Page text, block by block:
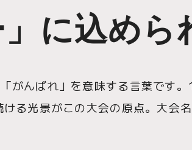
」に込め
がんばれ」を意味する言葉で
る光景がこの大会の原点。大会